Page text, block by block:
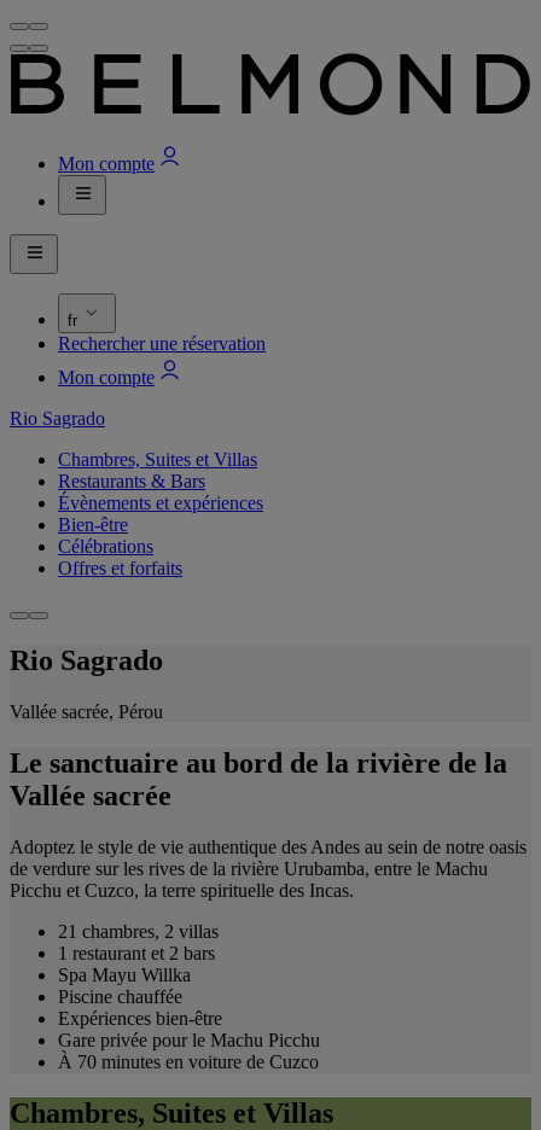
Mon compte
fr
Rechercher une réservation
Mon compte
Rio Sagrado
Chambres, Suites et Villas
Restaurants & Bars
Évènements et expériences
Bien-être
Célébrations
Offres et forfaits
Rio Sagrado
Vallée sacrée, Pérou
Le sanctuaire au bord de la rivière de la
Vallée sacrée
Adoptez le style de vie authentique des Andes au sein de notre oasis
de verdure sur les rives de la rivière Urubamba, entre le Machu
Picchu et Cuzco, la terre spirituelle des Incas.
21 chambres, 2 villas
1 restaurant et 2 bars
Spa Mayu Willka
Piscine chauffée
Expériences bien-être
Gare privée pour le Machu Picchu
À 70 minutes en voiture de Cuzco
Chambres, Suites et Villas